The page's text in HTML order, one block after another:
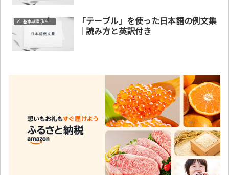
lv1. 基本単語 (N4～N5)
「テーブル」を使った日本語の例文集
｜読み方と英訳付き